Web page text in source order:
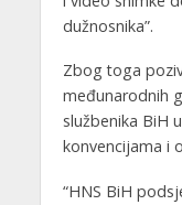
dužnosnika”.
Zbog toga
međunarodnih
službenika BiH
konvencijama i
“HNS BiH